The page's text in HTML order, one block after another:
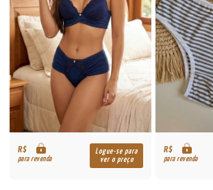
R$
para revenda
Logue-se para
ver o preço
R$
para revenda